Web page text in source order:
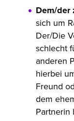
Dem/der
sich um
Der/Die
schlecht
anderen
hierbei
Freund
dem
Partnerin